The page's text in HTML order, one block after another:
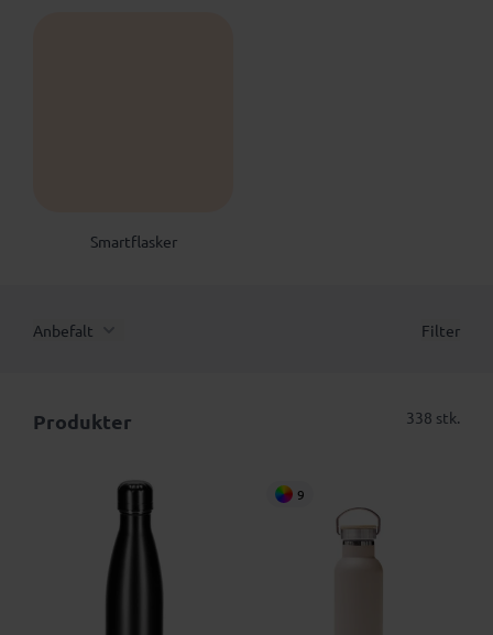
Smartflasker
Anbefalt Filter
Produkter 338 stk.
9